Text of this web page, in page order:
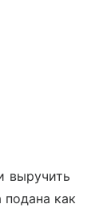
выручить
как